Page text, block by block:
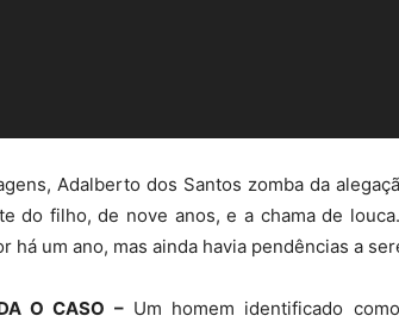
Adalberto dos Santos zomba da
do filho, de nove anos, e a chama de
há um ano, mas ainda havia pendências a
O CASO –Um homem identificado